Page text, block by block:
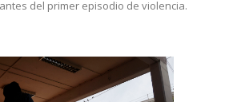
del primer episodio de violencia.